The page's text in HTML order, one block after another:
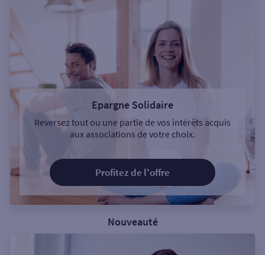
Epargne Solidaire
Reversez tout ou une partie de vos intérêts acquis
aux associations de votre choix.
Profitez de l'offre
Nouveauté